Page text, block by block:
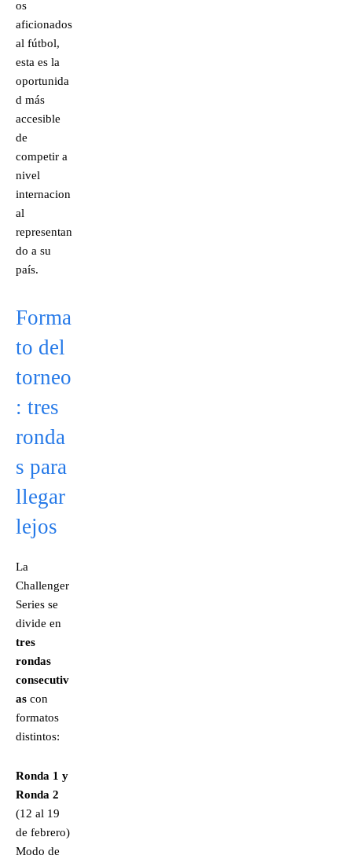
os
aficionados
al fútbol,
esta es la
oportunida
d más
accesible
de
competir a
nivel
internacion
al
representan
do a su
país.
Forma
to del
torneo
: tres
ronda
s para
llegar
lejos
La
Challenger
Series se
divide en
tres
rondas
consecutiv
as con
formatos
distintos:
Ronda 1 y
Ronda 2
(12 al 19
de febrero)
Modo de